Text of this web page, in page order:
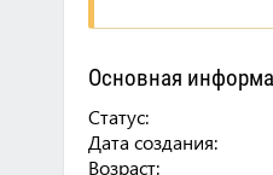
Основная
Статус:
Дата создания:
Возраст: